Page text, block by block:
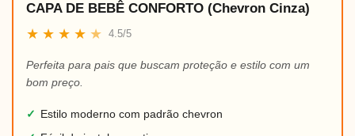
CAPA DE BEBÊ CONFORTO (Chevron Cinza)
★ ★ ★ ★ ★ 4.5/5
Perfeita para pais que buscam proteção e estilo com um
bom preço.
✓
Estilo moderno com padrão chevron